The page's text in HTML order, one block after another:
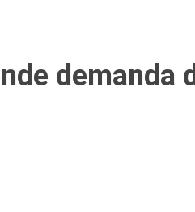
demanda